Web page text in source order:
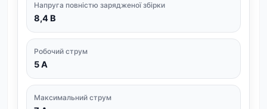
Напруга повністю зарядженої збірки
8,4 В
Робочий струм
5 А
Максимальний струм